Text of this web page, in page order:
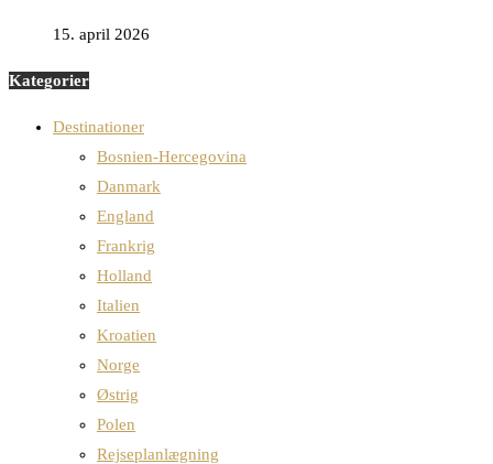
15. april 2026
Kategorier
Destinationer
Bosnien-Hercegovina
Danmark
England
Frankrig
Holland
Italien
Kroatien
Norge
Østrig
Polen
Rejseplanlægning